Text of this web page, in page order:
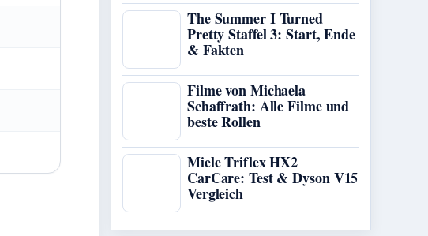
The Summer I Turned
Pretty Staffel 3: Start, Ende
& Fakten
Filme von Michaela
Schaffrath: Alle Filme und
beste Rollen
Miele Triflex HX2
CarCare: Test & Dyson V15
Vergleich